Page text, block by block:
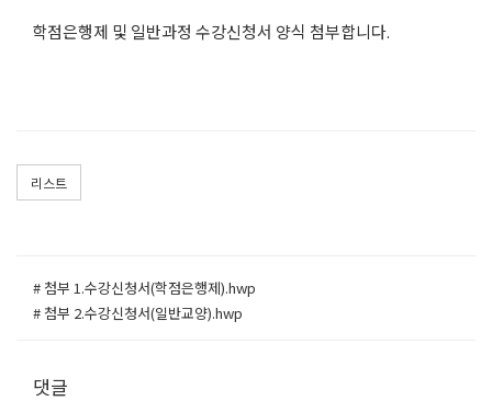
학점은행제 및 일반과정 수강신청서 양식 첨부합니다.
리스트
# 첨부 1.수강신청서(학점은행제).hwp
# 첨부 2.수강신청서(일반교양).hwp
댓글